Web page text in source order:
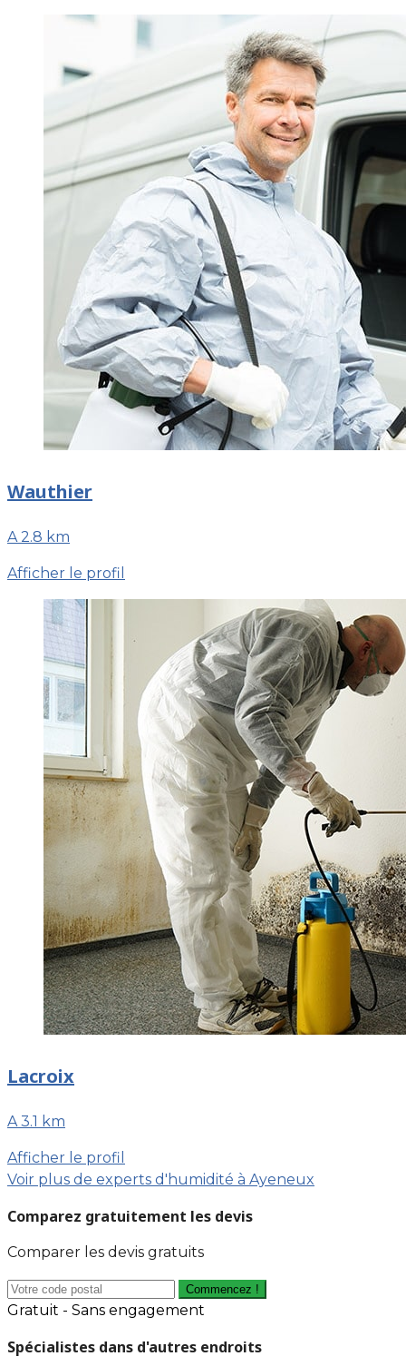
Wauthier
A 2.8 km
Afficher le profil
Lacroix
A 3.1 km
Afficher le profil
Voir plus de experts d'humidité à Ayeneux
Comparez gratuitement les devis
Comparer les devis gratuits
Commencez !
Gratuit - Sans engagement
Spécialistes dans d'autres endroits